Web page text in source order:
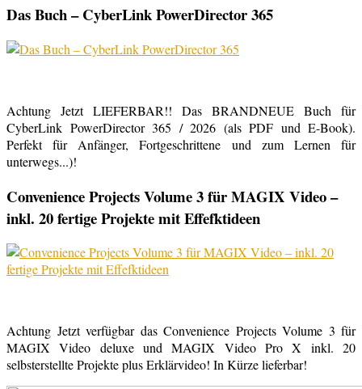
Das Buch – CyberLink PowerDirector 365
Achtung Jetzt LIEFERBAR!! Das BRANDNEUE Buch für
CyberLink PowerDirector 365 / 2026 (als PDF und E-Book).
Perfekt für Anfänger, Fortgeschrittene und zum Lernen für
unterwegs...)!
Convenience Projects Volume 3 für MAGIX Video –
inkl. 20 fertige Projekte mit Effefktideen
Achtung Jetzt verfügbar das Convenience Projects Volume 3 für
MAGIX Video deluxe und MAGIX Video Pro X inkl. 20
selbsterstellte Projekte plus Erklärvideo! In Kürze lieferbar!